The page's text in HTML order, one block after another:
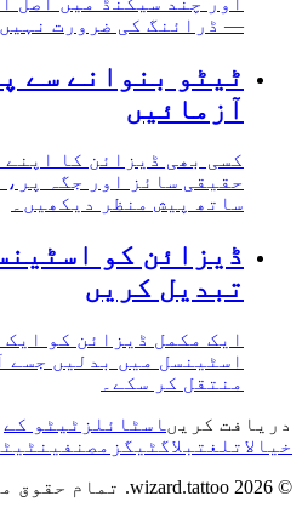
— ڈرائنگ کی ضرورت نہیں۔
ٹیٹو بنوانے سے
آزمائیں
کسی بھی ڈیزائن کا اپنے
حقیقی سائز اور جگہ
ساتھ پیش منظر دیکھیں۔
ڈیزائن کو
تبدیل کریں
ایک مکمل ڈیزائن کو
اسٹینسل میں بدلیں جسے
منتقل کر سکے۔
دریافت کریں اسٹائلز ٹیٹو کے
خیالاتلغتبلاگٹیگز مصنفین
© 2026 wizard.tattoo. تمام حقوق محفوظ ہیں۔